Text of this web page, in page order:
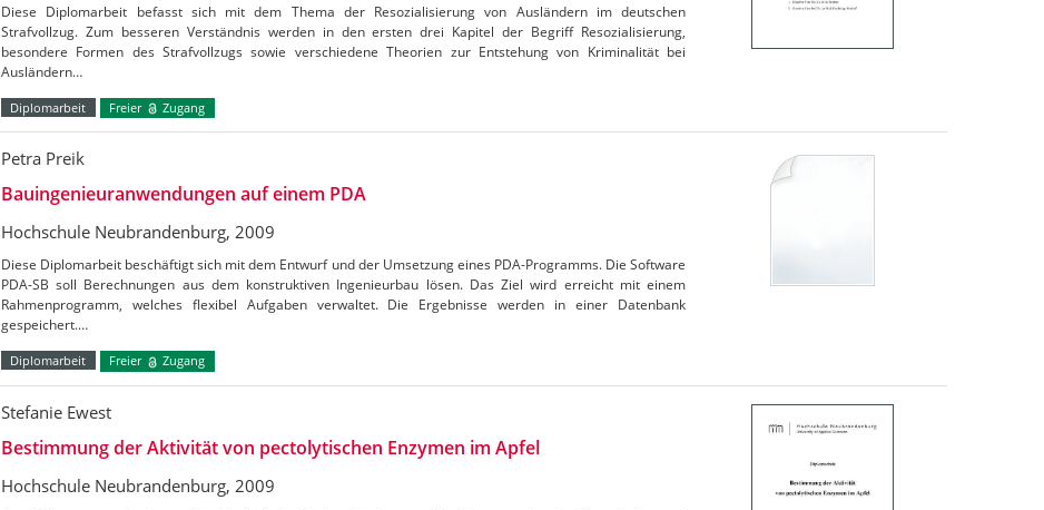
Diese Diplomarbeit befasst sich mit dem Thema der Resozialisierung von Ausländern im deutschen
Strafvollzug. Zum besseren Verständnis werden in den ersten drei Kapitel der Begriff Resozialisierung,
besondere Formen des Strafvollzugs sowie verschiedene Theorien zur Entstehung von Kriminalität bei
Ausländern…
Diplomarbeit Freier Zugang
Petra Preik
Bauingenieuranwendungen auf einem PDA
Hochschule Neubrandenburg, 2009
Diese Diplomarbeit beschäftigt sich mit dem Entwurf und der Umsetzung eines PDA-Programms. Die Software
PDA-SB soll Berechnungen aus dem konstruktiven Ingenieurbau lösen. Das Ziel wird erreicht mit einem
Rahmenprogramm, welches flexibel Aufgaben verwaltet. Die Ergebnisse werden in einer Datenbank
gespeichert.…
Diplomarbeit Freier Zugang
Stefanie Ewest
Bestimmung der Aktivität von pectolytischen Enzymen im Apfel
Hochschule Neubrandenburg, 2009